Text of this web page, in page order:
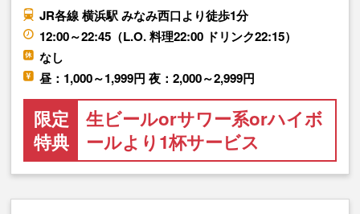
JR各線 横浜駅 みなみ西口より徒歩1分
12:00～22:45（L.O. 料理22:00 ドリンク22:15）
なし
昼：1,000～1,999円 夜：2,000～2,999円
限定
特典
生ビールorサワー系orハイボ
ールより1杯サービス